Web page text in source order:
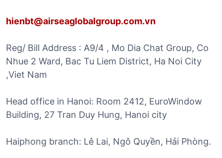
hienbt@airseaglobalgroup.com.vn
Reg/ Bill Address : A9/4 , Mo Dia Chat Group, Co
Nhue 2 Ward, Bac Tu Liem District, Ha Noi City
,Viet Nam
Head office in Hanoi: Room 2412, EuroWindow
Building, 27 Tran Duy Hung, Hanoi city
Haiphong branch: Lê Lai, Ngô Quyền, Hải Phòng.